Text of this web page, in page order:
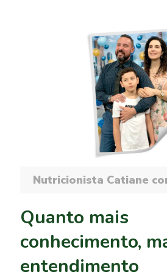
Nutricionista Catiane
Quanto mais
conhecimento,
entendimento